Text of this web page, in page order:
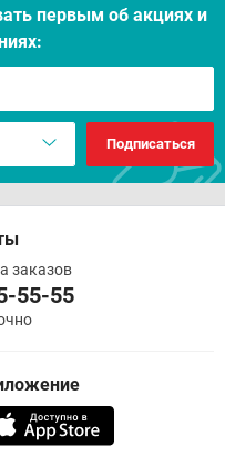
первым об акцияx и
Подписаться
заказов
55-55